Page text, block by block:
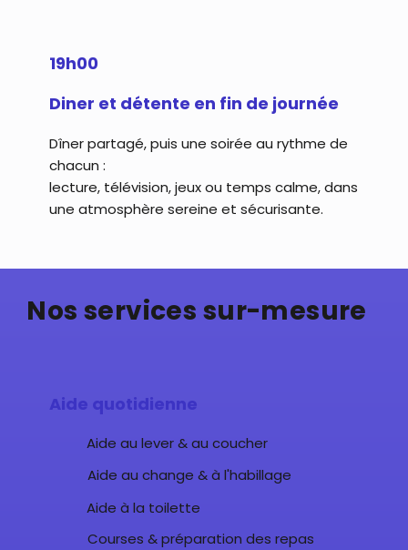
19h00
Diner et détente en fin de journée
Dîner partagé, puis une soirée au rythme de
chacun :
lecture, télévision, jeux ou temps calme, dans
une atmosphère sereine et sécurisante.
Nos services sur-mesure
Aide quotidienne
Aide au lever & au coucher
Aide au change & à l'habillage
Aide à la toilette
Courses & préparation des repas